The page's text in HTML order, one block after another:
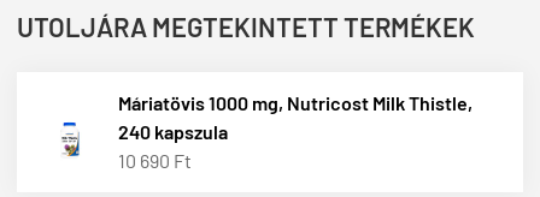
UTOLJÁRA MEGTEKINTETT TERMÉKEK
Máriatövis 1000 mg, Nutricost Milk Thistle,
240 kapszula
10 690 Ft